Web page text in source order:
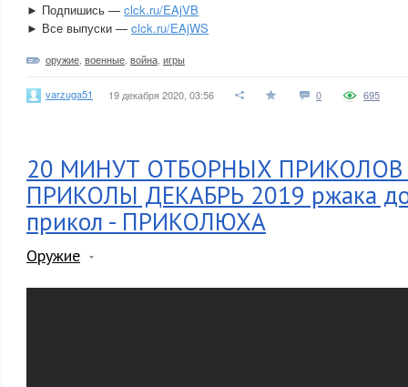
► Подпишись — clck.ru/EAjVB
► Все выпуски — clck.ru/EAjWS
оружие военные война игры
varzuga51 19 декабря 2020, 03:56 0 695
20 МИНУТ ОТБОРНЫХ
ПРИКОЛЫ ДЕКАБРЬ 2019 ржака до
прикол - ПРИКОЛЮХА
Оружие